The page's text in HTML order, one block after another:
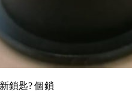
鎖匙? 個鎖